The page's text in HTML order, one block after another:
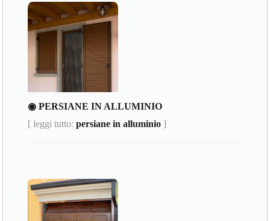
◉ PERSIANE IN ALLUMINIO
[ leggi tutto:persiane in alluminio ]